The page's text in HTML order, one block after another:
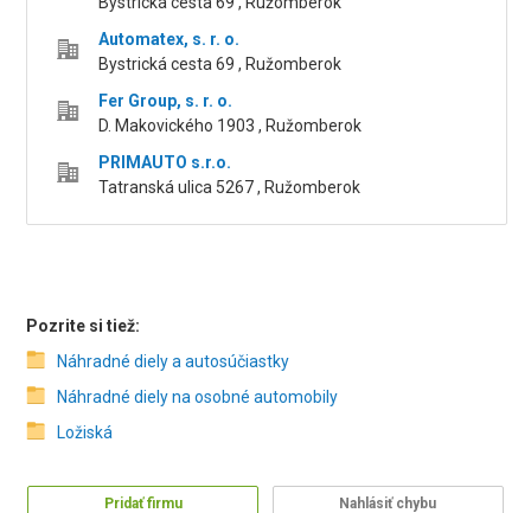
Automatex, s. r. o.
Bystrická cesta 69 , Ružomberok
Fer Group, s. r. o.
D. Makovického 1903 , Ružomberok
PRIMAUTO s.r.o.
Tatranská ulica 5267 , Ružomberok
Pozrite si tiež:
Náhradné diely a autosúčiastky
Náhradné diely na osobné automobily
Ložiská
Pridať firmu Nahlásiť chybu